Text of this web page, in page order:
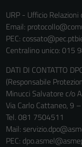
URP - Ufficio Relazioni
Email:
PEC:
Centralino unico: 015
DATI DI CONTATTO
(Responsabile
Minucci Salvatore c/o
Via Carlo Cattaneo, 9
Tel. 081 7504511
Mail:
PEC: